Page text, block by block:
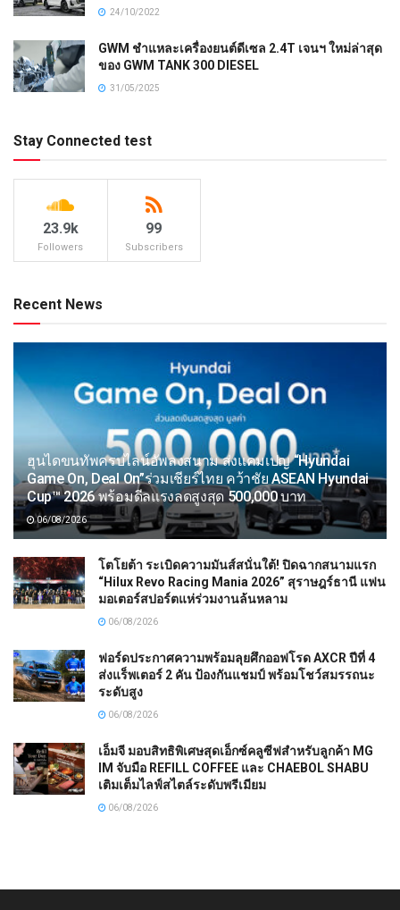
24/10/2022
GWM ชำแหละเครื่องยนต์ดีเซล 2.4T เจนฯ ใหม่ล่าสุด
ของ GWM TANK 300 DIESEL
31/05/2025
Stay Connected test
23.9k
Followers
99
Subscribers
Recent News
ฮุนไดขนทัพครบไลน์อัพลงสนาม ส่งแคมเปญ “Hyundai
Game On, Deal On”ร่วมเชียร์ไทย คว้าชัย ASEAN Hyundai
Cup™ 2026 พร้อมดีลแรงลดสูงสุด 500,000 บาท
06/08/2026
โตโยต้า ระเบิดความมันส์สนั่นใต้! ปิดฉากสนามแรก
“Hilux Revo Racing Mania 2026” สุราษฎร์ธานี แฟน
มอเตอร์สปอร์ตแห่ร่วมงานล้นหลาม
06/08/2026
ฟอร์ดประกาศความพร้อมลุยศึกออฟโรด AXCR ปีที่ 4
ส่งแร็พเตอร์ 2 คัน ป้องกันแชมป์ พร้อมโชว์สมรรถนะ
ระดับสูง
06/08/2026
เอ็มจี มอบสิทธิพิเศษสุดเอ็กซ์คลูซีฟสำหรับลูกค้า MG
IM จับมือ REFILL COFFEE และ CHAEBOL SHABU
เติมเต็มไลฟ์สไตล์ระดับพรีเมียม
06/08/2026